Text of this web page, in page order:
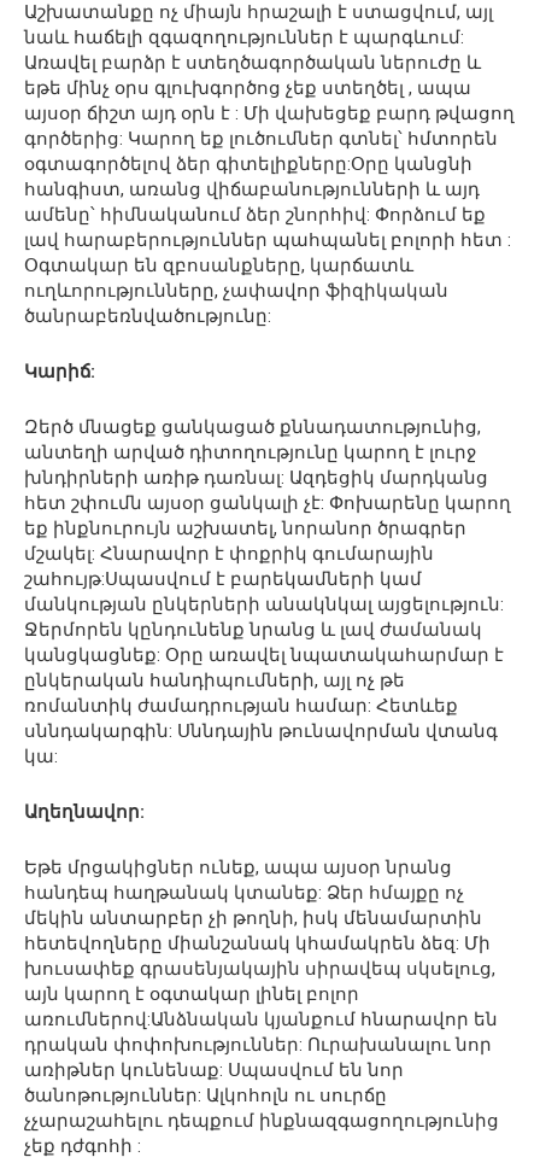
Աշխատանքը ոչ միայն հրաշալի է ստացվում, այլ
նաև հաճելի զգազողություններ է պարգևում:
Առավել բարձր է ստեղծագործական ներուժը և
եթե մինչ օրս գլուխգործոց չեք ստեղծել , ապա
այսօր ճիշտ այդ օրն է : Մի վախեցեք բարդ թվացող
գործերից: Կարող եք լուծումներ գտնել՝ հմտորեն
օգտագործելով ձեր գիտելիքները:Օրը կանցնի
հանգիստ, առանց վիճաբանությունների և այդ
ամենը՝ հիմնականում ձեր շնորհիվ: Փորձում եք
լավ հարաբերություններ պահպանել բոլորի հետ :
Օգտակար են զբոսանքները, կարճատև
ուղևորությունները, չափավոր ֆիզիկական
ծանրաբեռնվածությունը:
Կարիճ:
Զերծ մնացեք ցանկացած քննադատությունից,
անտեղի արված դիտողությունը կարող է լուրջ
խնդիրների առիթ դառնալ: Ազդեցիկ մարդկանց
հետ շփումն այսօր ցանկալի չէ: Փոխարենը կարող
եք ինքնուրույն աշխատել, նորանոր ծրագրեր
մշակել: Հնարավոր է փոքրիկ գումարային
շահույթ:Սպասվում է բարեկամների կամ
մանկության ընկերների անակնկալ այցելություն:
Ջերմորեն կընդունենք նրանց և լավ ժամանակ
կանցկացնեք: Օրը առավել նպատակահարմար է
ընկերական հանդիպումների, այլ ոչ թե
ռոմանտիկ ժամադրության համար: Հետևեք
սննդակարգին: Սննդային թունավորման վտանգ
կա:
Աղեղնավոր:
Եթե մրցակիցներ ունեք, ապա այսօր նրանց
հանդեպ հաղթանակ կտանեք: Ձեր հմայքը ոչ
մեկին անտարբեր չի թողնի, իսկ մենամարտին
հետեվողները միանշանակ կհամակրեն ձեզ: Մի
խուսափեք գրասենյակային սիրավեպ սկսելուց,
այն կարող է օգտակար լինել բոլոր
առումներով:Անձնական կյանքում հնարավոր են
դրական փոփոխություններ: Ուրախանալու նոր
առիթներ կունենաք: Սպասվում են նոր
ծանոթություններ: Ալկոհոլն ու սուրճը
չչարաշահելու դեպքում ինքնազգացողությունից
չեք դժգոհի :